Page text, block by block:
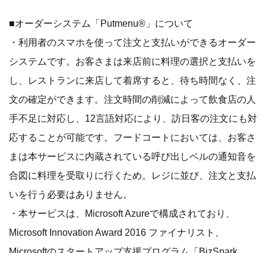
■オーダーシステム「Putmenu®」について
・利用者のスマホを使って注文と支払いができるオーダー
システムです。お客さまは来店前に料理の選択と支払いを
し、レストランに来店して着席すると、待ち時間なく、注
文の確定ができます。注文時間の削減によって飲食店の人
手不足に対応し、12言語対応により、訪日客の注文にも対
応することが可能です。フードコートにおいては、お客さ
まは本サービスに内蔵されている呼び出しベルの通知音を
合図に料理を受取りに行くため。レジに並び、注文と支払
いを行う必要はありません。
・本サービスは、Microsoft Azureで構成されており、
Microsoft Innovation Award 2016 ファイナリスト、